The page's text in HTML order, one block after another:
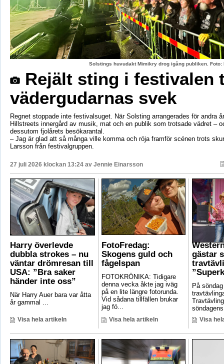
Solstings huvudakt Mimikry drog igång publiken.
Rejält sting i festivalen
vädergudarnas svek
Regnet stoppade inte festivalsuget. När Solsting arrangerades för andra
Hillstreets innergård av musik, mat och en publik som trotsade vädret –
dessutom fjolårets besökarantal.
– Jag är glad att så många ville komma och röja framför scénen trots
Larsson från festivalgruppen.
27 juli 2026 klockan 13:24 av Jennie Einarsson
Harry överlevde
dubbla strokes – nu
väntar drömresan till
USA: ”Bra saker
händer inte oss”
När Harry Auer bara var åtta
år gammal ...
Visa hela artikeln
FotoFredag:
Skogens guld och
fågelspan
FOTOKRÖNIKA: Tidigare
denna vecka åkte jag iväg
på en lite längre fotorunda.
Vid sådana tillfällen brukar
jag fö...
Visa hela artikeln
gästar
På
Visa